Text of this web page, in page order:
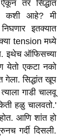
तर सिद्धांत
कशी आहे? मी
इतक्यात
tension मध्ये
इथेच ऑफिसच्या
येतो एकटा नको
सिद्धांत खूप
गाडी चालवू
हळु चालवतो.'
आणि शांत हो
गर्दी दिसली.